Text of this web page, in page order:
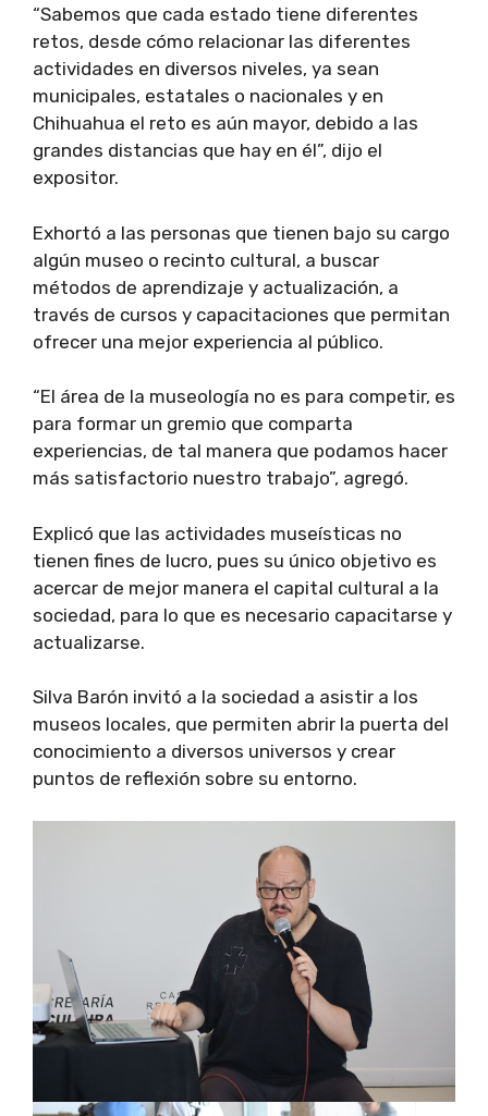
“Sabemos que cada estado tiene diferentes
retos, desde cómo relacionar las diferentes
actividades en diversos niveles, ya sean
municipales, estatales o nacionales y en
Chihuahua el reto es aún mayor, debido a las
grandes distancias que hay en él”, dijo el
expositor.
Exhortó a las personas que tienen bajo su cargo
algún museo o recinto cultural, a buscar
métodos de aprendizaje y actualización, a
través de cursos y capacitaciones que permitan
ofrecer una mejor experiencia al público.
“El área de la museología no es para competir, es
para formar un gremio que comparta
experiencias, de tal manera que podamos hacer
más satisfactorio nuestro trabajo”, agregó.
Explicó que las actividades museísticas no
tienen fines de lucro, pues su único objetivo es
acercar de mejor manera el capital cultural a la
sociedad, para lo que es necesario capacitarse y
actualizarse.
Silva Barón invitó a la sociedad a asistir a los
museos locales, que permiten abrir la puerta del
conocimiento a diversos universos y crear
puntos de reflexión sobre su entorno.